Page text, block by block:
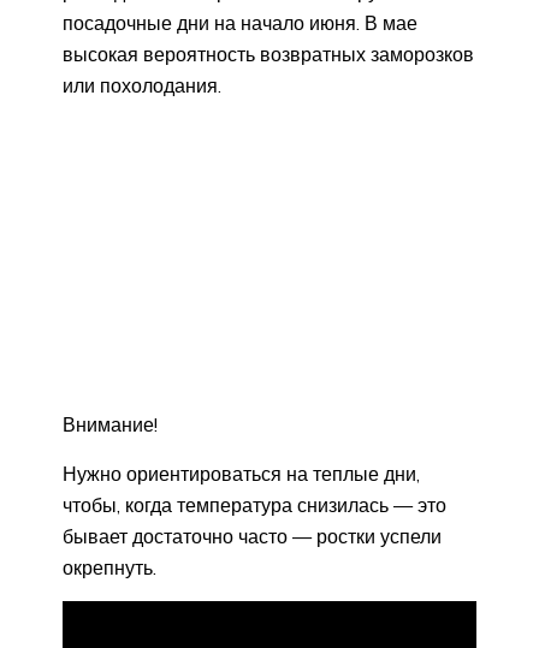
посадочные дни на начало июня. В мае
высокая вероятность возвратных заморозков
или похолодания.
Внимание!
Нужно ориентироваться на теплые дни,
чтобы, когда температура снизилась — это
бывает достаточно часто — ростки успели
окрепнуть.